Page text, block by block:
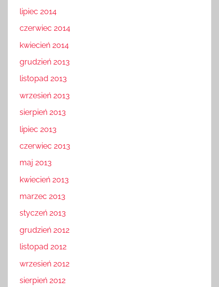
lipiec 2014
czerwiec 2014
kwiecień 2014
grudzień 2013
listopad 2013
wrzesień 2013
sierpień 2013
lipiec 2013
czerwiec 2013
maj 2013
kwiecień 2013
marzec 2013
styczeń 2013
grudzień 2012
listopad 2012
wrzesień 2012
sierpień 2012